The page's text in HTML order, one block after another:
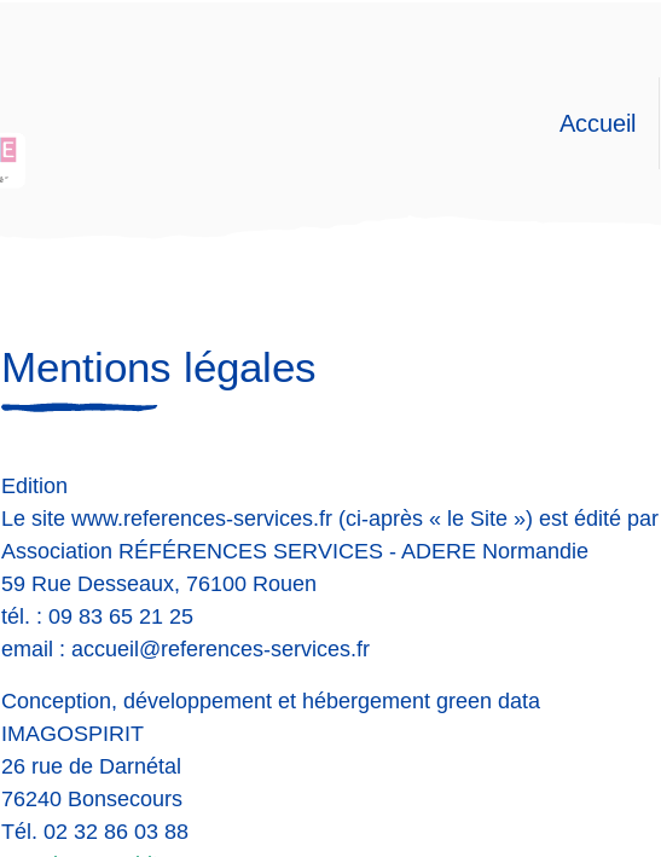
Accueil
Mentions légales
Edition
Le site www.references-services.fr (ci-après « le Site ») est édité
Association RÉFÉRENCES SERVICES - ADERE Normandie
59 Rue Desseaux, 76100 Rouen
tél. : 09 83 65 21 25
email : accueil@references-services.fr
Conception, développement et hébergement green data
IMAGOSPIRIT
26 rue de Darnétal
76240 Bonsecours
Tél. 02 32 86 03 88